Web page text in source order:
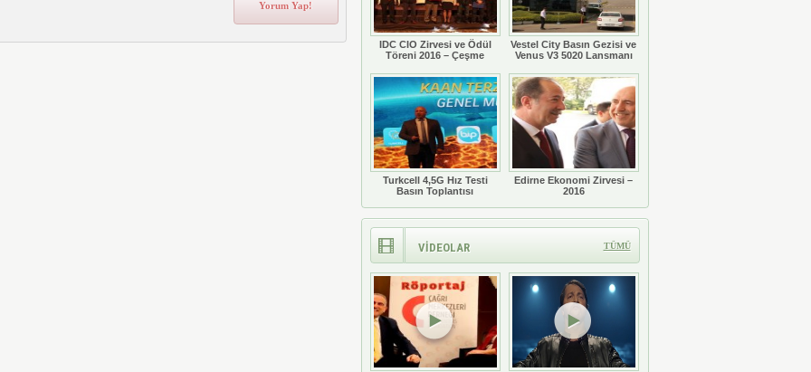
IDC CIO Zirvesi ve Ödül
Töreni 2016 – Çeşme
Vestel City Basın Gezisi ve
Venus V3 5020 Lansmanı
Turkcell 4,5G Hız Testi
Basın Toplantısı
Edirne Ekonomi Zirvesi –
2016
VİDEOLAR TÜMÜ